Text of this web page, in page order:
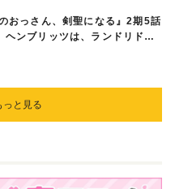
おっさん、剣聖になる』2期5話
ンブリッツは、ランドリドに
っと見る